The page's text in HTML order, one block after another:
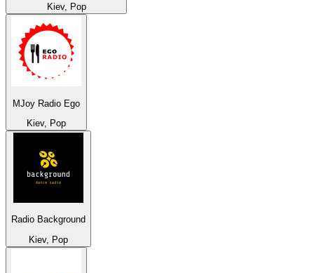
Kiev, Pop
MJoy Radio Ego
Kiev, Pop
Radio Background
Kiev, Pop